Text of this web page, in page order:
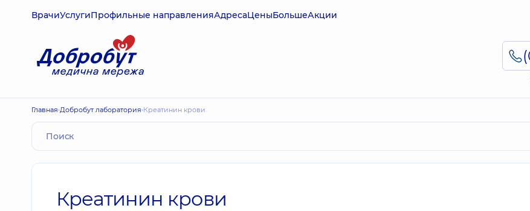
ВрачиУслугиПрофильные направленияАдресаЦеныБольшеАкции
Главная Добробут лаборатория Креатинин крови
Креатинин крови